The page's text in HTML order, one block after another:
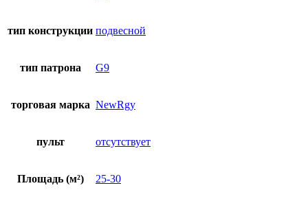
тип конструкции подвесной
тип патрона G9
торговая марка NewRgy
пульт отсутствует
Площадь (м²) 25-30